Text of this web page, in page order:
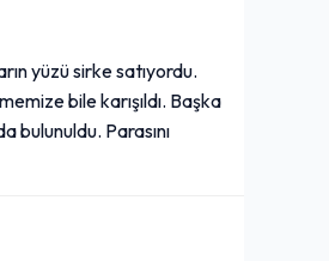
yüzü sirke satıyordu.
bile karışıldı. Başka
bulunuldu. Parasını